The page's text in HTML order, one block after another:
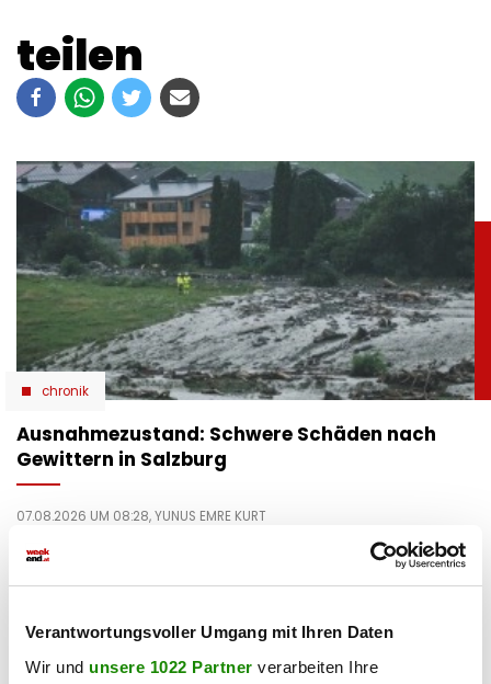
Verantwortungsvoller Umgang mit Ihren Daten
Wir und unsere 1022 Partner verarbeiten Ihre
teilen
chronik
Ausnahmezustand: Schwere Schäden nach
Gewittern in Salzburg
07.08.2026 UM 08:28,YUNUS EMRE KURT
Heftige Gewitter haben am Donnerstag Teile Salzburgs
schwer getroffen. Besonders Stuhlfelden, Uttendorf und
das Gasteinertal meldeten massive Schäden.